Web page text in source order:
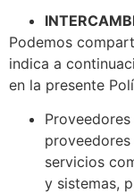
Podemos
indica a
en la presente
servicios
y sistemas,